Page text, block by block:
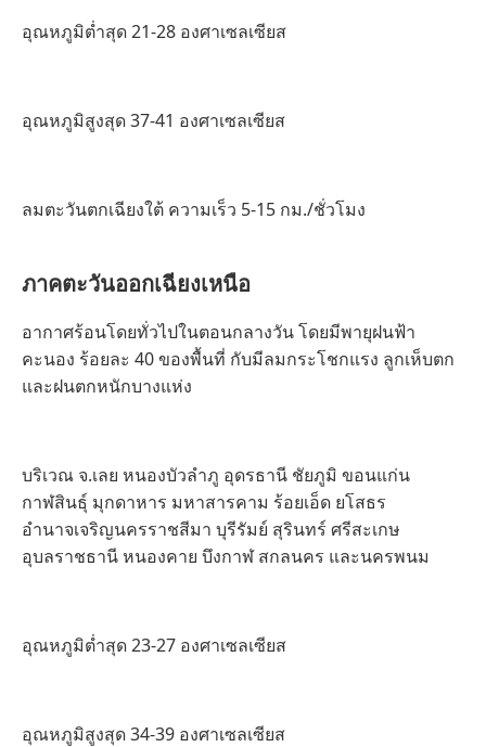
อุณหภูมิต่ำสุด 21-28 องศาเซลเซียส
อุณหภูมิสูงสุด 37-41 องศาเซลเซียส
ลมตะวันตกเฉียงใต้ ความเร็ว 5-15 กม./ชั่วโมง
ภาคตะวันออกเฉียงเหนือ
อากาศร้อนโดยทั่วไปในตอนกลางวัน โดยมีพายุฝนฟ้า
คะนอง ร้อยละ 40 ของพื้นที่ กับมีลมกระโชกแรง ลูกเห็บตก
และฝนตกหนักบางแห่ง
บริเวณ จ.เลย หนองบัวลำภู อุดรธานี ชัยภูมิ ขอนแก่น
กาฬสินธุ์ มุกดาหาร มหาสารคาม ร้อยเอ็ด ยโสธร
อำนาจเจริญนครราชสีมา บุรีรัมย์ สุรินทร์ ศรีสะเกษ
อุบลราชธานี หนองคาย บึงกาฬ สกลนคร และนครพนม
อุณหภูมิต่ำสุด 23-27 องศาเซลเซียส
อุณหภูมิสูงสุด 34-39 องศาเซลเซียส